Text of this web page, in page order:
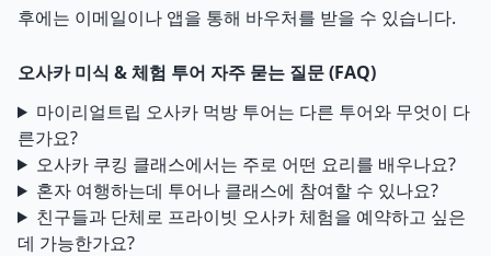
후에는 이메일이나 앱을 통해 바우처를 받을 수 있습니다.
오사카 미식 & 체험 투어 자주 묻는 질문 (FAQ)
마이리얼트립 오사카 먹방 투어는 다른 투어와 무엇이 다
른가요?
오사카 쿠킹 클래스에서는 주로 어떤 요리를 배우나요?
혼자 여행하는데 투어나 클래스에 참여할 수 있나요?
친구들과 단체로 프라이빗 오사카 체험을 예약하고 싶은
데 가능한가요?